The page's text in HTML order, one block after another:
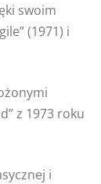
swoim
(1971) i
z 1973 roku
i